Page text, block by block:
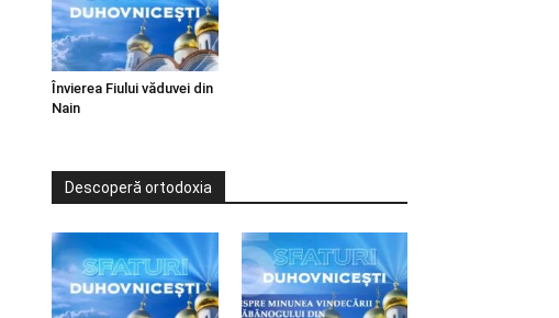
Învierea Fiului văduvei din
Nain
Descoperă ortodoxia